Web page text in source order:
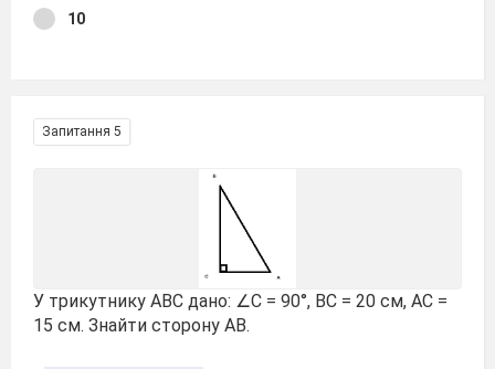
10
Запитання 5
У трикутнику ABC дано: ∠C = 90°, BC = 20 см, AC =
15 см. Знайти сторону AB.